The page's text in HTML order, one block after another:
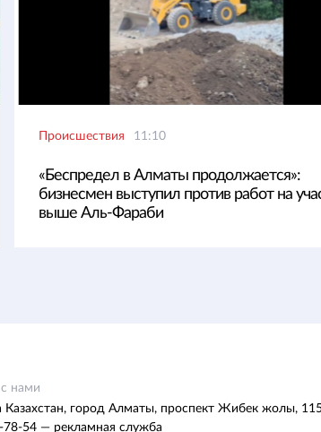
Происшествия 11:10
«Беспредел в Алматы продолжается»:
бизнесмен выступил против работ на
выше Аль-Фараби
нами
Казахстан, город Алматы, проспект Жибек жолы,
78-54 — рекламная служба